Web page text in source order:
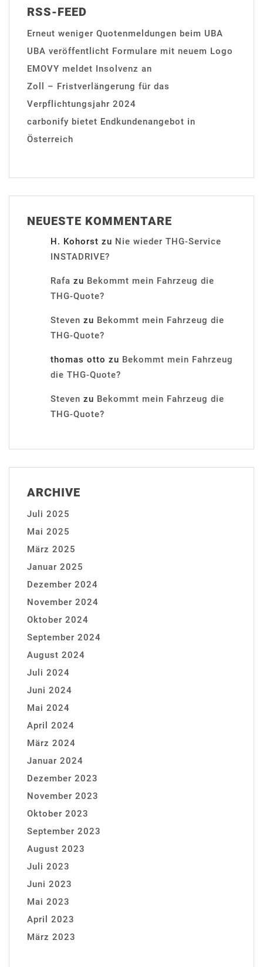
RSS-FEED
Erneut weniger Quotenmeldungen beim UBA
UBA veröffentlicht Formulare mit neuem Logo
EMOVY meldet Insolvenz an
Zoll – Fristverlängerung für das
Verpflichtungsjahr 2024
carbonify bietet Endkundenangebot in
Österreich
NEUESTE KOMMENTARE
H. Kohorst zu Nie wieder THG-Service
INSTADRIVE?
Rafa zu Bekommt mein Fahrzeug die
THG-Quote?
Steven zu Bekommt mein Fahrzeug die
THG-Quote?
thomas otto zu Bekommt mein Fahrzeug
die THG-Quote?
Steven zu Bekommt mein Fahrzeug die
THG-Quote?
ARCHIVE
Juli 2025
Mai 2025
März 2025
Januar 2025
Dezember 2024
November 2024
Oktober 2024
September 2024
August 2024
Juli 2024
Juni 2024
Mai 2024
April 2024
März 2024
Januar 2024
Dezember 2023
November 2023
Oktober 2023
September 2023
August 2023
Juli 2023
Juni 2023
Mai 2023
April 2023
März 2023